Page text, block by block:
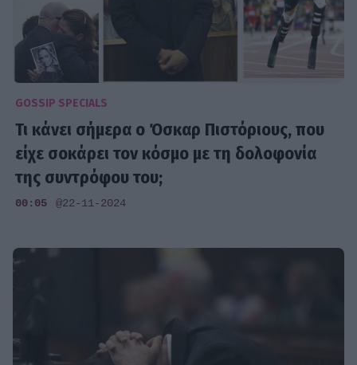
GOSSIP SPECIALS
Τι κάνει σήμερα ο Όσκαρ Πιστόριους, που
είχε σοκάρει τον κόσμο με τη δολοφονία
της συντρόφου του;
00:05 @22-11-2024